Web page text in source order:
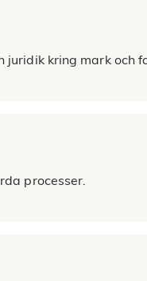
kring mark och
processer.